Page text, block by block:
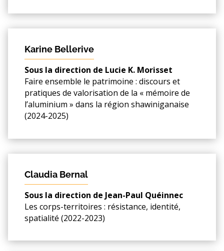
Karine Bellerive
Sous la direction de Lucie K. Morisset
Faire ensemble le patrimoine : discours et
pratiques de valorisation de la « mémoire de
l’aluminium » dans la région shawiniganaise
(2024-2025)
Claudia Bernal
Sous la direction de Jean-Paul Quéinnec
Les corps-territoires : résistance, identité,
spatialité (2022-2023)